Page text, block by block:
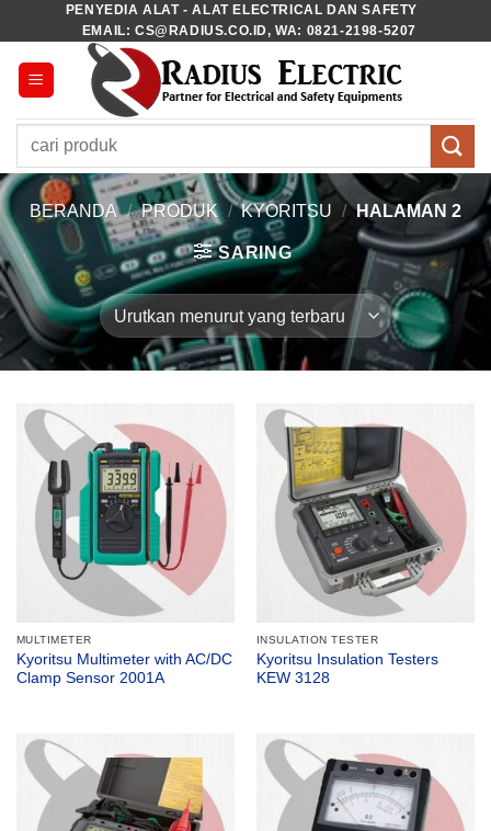
to
content
PENYEDIA ALAT - ALAT ELECTRICAL DAN SAFETY
EMAIL: CS@RADIUS.CO.ID, WA: 0821-2198-5207
Pencarian
BERANDA / PRODUK / KYORITSU / HALAMAN 2
SARING
MULTIMETER
Kyoritsu Multimeter with AC/DC
Clamp Sensor 2001A
INSULATION TESTER
Kyoritsu Insulation Testers
KEW 3128